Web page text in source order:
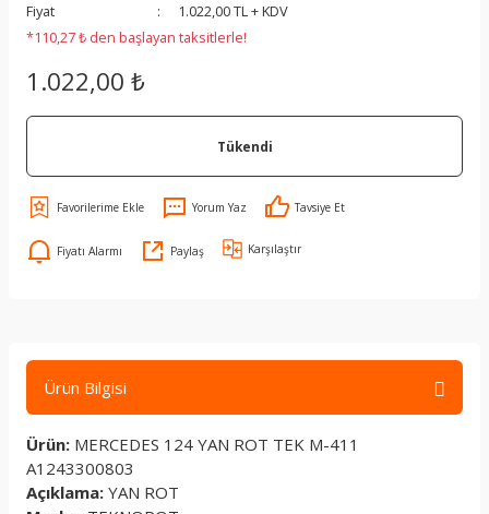
Fiyat
1.022,00 TL + KDV
*110,27 ₺ den başlayan taksitlerle!
1.022,00 ₺
Tükendi
Yorum Yaz Tavsiye Et
Fiyatı Alarmı Paylaş Karşılaştır
Ürün Bilgisi
Ürün: MERCEDES 124 YAN ROT TEK M-411
A1243300803
Açıklama: YAN ROT